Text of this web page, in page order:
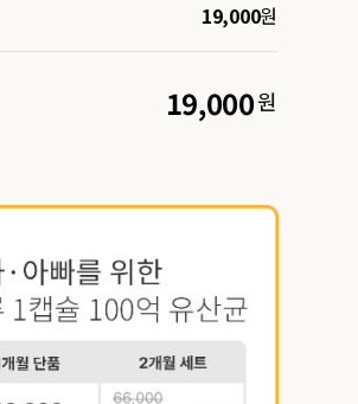
19,000원
19,000원